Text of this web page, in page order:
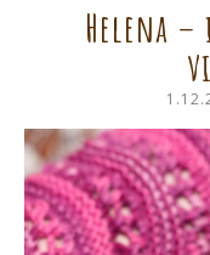
Helena